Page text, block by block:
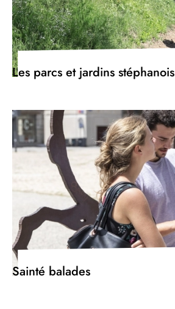
Les parcs et jardins stéphanois
Sainté balades